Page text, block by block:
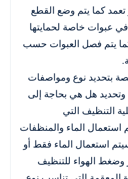
كما يتم وضع القطع
في عبوات خاصة لحمايتها
يتم فصل العبوات حسب
بتحديد نوع ومواصفات
وتحديد هل هي بحاجة إلى
التنظيف التي
الماء والمنظفات
سيتم استعمال الماء فقط أو
وضغط الهواء للتنظيف